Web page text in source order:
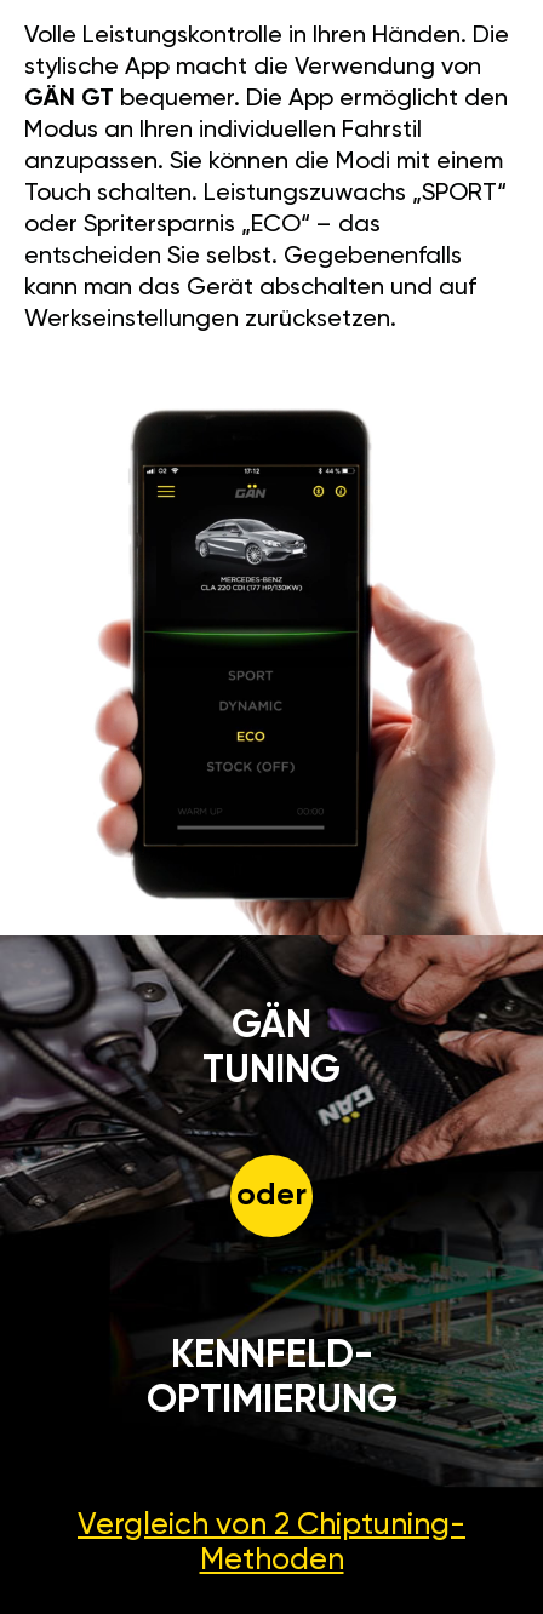
Volle Leistungskontrolle in Ihren Händen. Die
stylische App macht die Verwendung von
GÄN GT bequemer. Die App ermöglicht den
Modus an Ihren individuellen Fahrstil
anzupassen. Sie können die Modi mit einem
Touch schalten. Leistungszuwachs „SPORT“
oder Spritersparnis „ECO“ – das
entscheiden Sie selbst. Gegebenenfalls
kann man das Gerät abschalten und auf
Werkseinstellungen zurücksetzen.
GÄN
TUNING
oder
KENNFELD-
OPTIMIERUNG
Vergleich von 2 Chiptuning-
Methoden